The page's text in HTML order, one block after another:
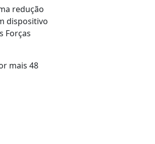
redução
dispositivo
Forças
mais 48